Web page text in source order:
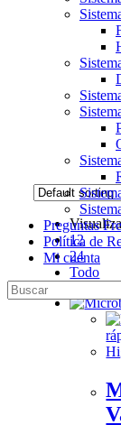
Preguntas
Política de
Mi cuenta
12
24
Todo